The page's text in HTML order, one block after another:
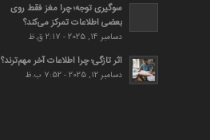
سوگیری توجه؛ چرا مغز فقط روی
بعضی اطلاعات تمرکز می‌کند؟
دسامبر 14, 2025 - 2:17 ق.ظ
اثر تازگی؛ چرا اطلاعات آخر مهم‌ترند؟
دسامبر 12, 2025 - 7:52 ب.ظ